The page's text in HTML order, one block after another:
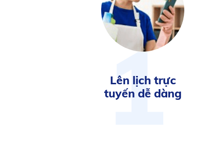
Lên lịch trực
tuyến dễ dàng
1